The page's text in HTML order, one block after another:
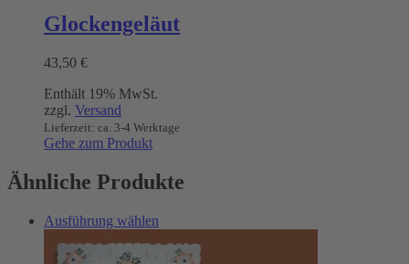
Glockengeläut
43,50 €
Enthält 19% MwSt.
zzgl. Versand
Lieferzeit: ca. 3-4 Werktage
Gehe zum Produkt
Ähnliche Produkte
Ausführung wählen
weist